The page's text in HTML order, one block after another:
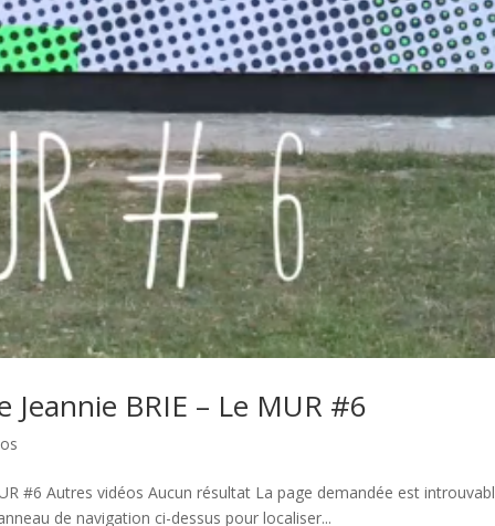
Jeannie BRIE – Le MUR #6
#6 Autres vidéos Aucun résultat La page demandée est
de navigation ci-dessus pour localiser...